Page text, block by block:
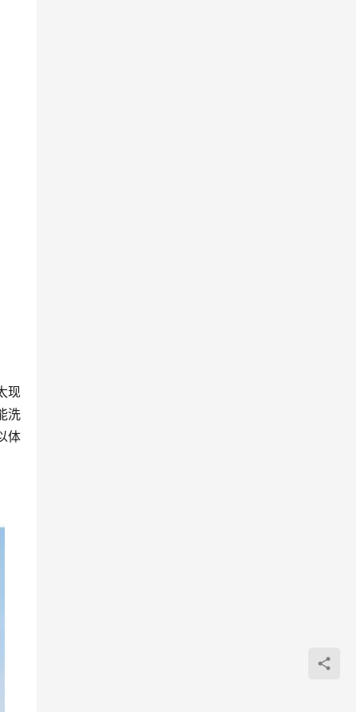
现
洗
体